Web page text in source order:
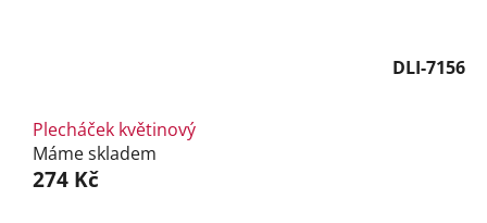
DLI-7156
Plecháček květinový
Máme skladem
274 Kč